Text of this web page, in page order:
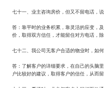
七十一、业主咨询房价，但又不留电话，
答：靠平时的业务积累，靠灵活的应变，
价，取得双方信任，才能留住对方电话，除
七十二、我公司无客户合适的物业时，如
答：了解客户的详细要求，在自己的头脑
户比较好的建议，取得客户的信任，从而留